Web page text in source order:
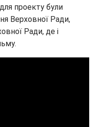
проекту були
Верховної Ради,
Ради, де і